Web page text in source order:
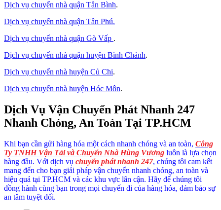
Dịch vụ chuyển nhà quận Tân Bình.
Dịch vụ chuyển nhà quận Tân Phú.
Dịch vụ chuyển nhà quận Gò Vấp .
Dịch vụ chuyển nhà quận huyện Bình Chánh.
Dịch vụ chuyển nhà huyện Củ Chi.
Dịch vụ chuyển nhà huyện Hóc Môn.
Dịch Vụ Vận Chuyển Phát Nhanh 247
Nhanh Chóng, An Toàn Tại TP.HCM
Khi bạn cần gửi hàng hóa một cách nhanh chóng và an toàn, Công
Ty TNHH Vận Tải và Chuyển Nhà Hùng Vương luôn là lựa chọn
hàng đầu. Với dịch vụ chuyển phát nhanh 247, chúng tôi cam kết
mang đến cho bạn giải pháp vận chuyển nhanh chóng, an toàn và
hiệu quả tại TP.HCM và các khu vực lân cận. Hãy để chúng tôi
đồng hành cùng bạn trong mọi chuyến đi của hàng hóa, đảm bảo sự
an tâm tuyệt đối.